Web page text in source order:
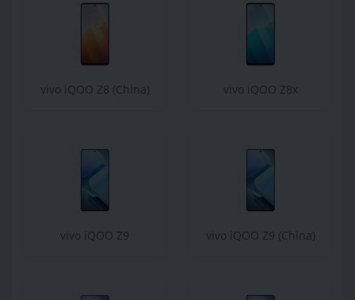
vivo iQOO Z8 (China) vivo iQOO Z8x
vivo iQOO Z9 vivo iQOO Z9 (China)